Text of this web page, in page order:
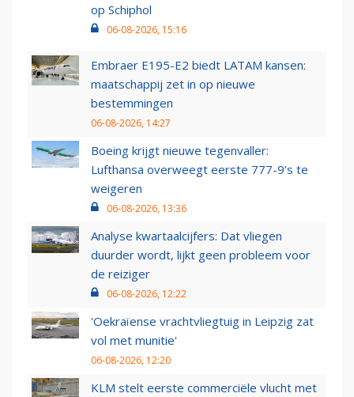
op Schiphol
06-08-2026, 15:16
Embraer E195-E2 biedt LATAM kansen:
maatschappij zet in op nieuwe
bestemmingen
06-08-2026, 14:27
Boeing krijgt nieuwe tegenvaller:
Lufthansa overweegt eerste 777-9’s te
weigeren
06-08-2026, 13:36
Analyse kwartaalcijfers: Dat vliegen
duurder wordt, lijkt geen probleem voor
de reiziger
06-08-2026, 12:22
'Oekraïense vrachtvliegtuig in Leipzig zat
vol met munitie'
06-08-2026, 12:20
KLM stelt eerste commerciële vlucht met